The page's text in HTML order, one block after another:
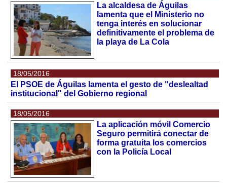
La alcaldesa de Águilas
lamenta que el Ministerio no
tenga interés en solucionar
definitivamente el problema de
la playa de La Cola
18/05/2016
El PSOE de Águilas lamenta el gesto de "deslealtad
institucional" del Gobierno regional
18/05/2016
La aplicación móvil Comercio
Seguro permitirá conectar de
forma gratuita los comercios
con la Policía Local